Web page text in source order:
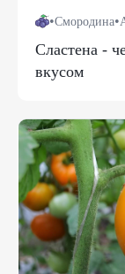
•Смородина•
Сластена -
вкусом